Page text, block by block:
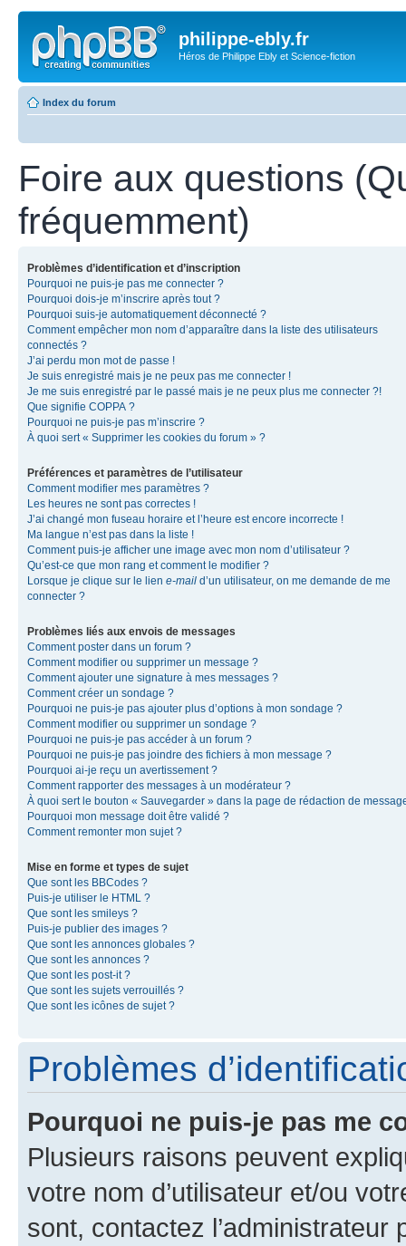
philippe-ebly.fr
Héros de Philippe Ebly et Science-fiction
Index du forum
Foire aux questions
fréquemment)
Problèmes d’identification et d’inscription
Pourquoi ne puis-je pas me connecter ?
Pourquoi dois-je m’inscrire après tout ?
Pourquoi suis-je automatiquement déconnecté ?
Comment empêcher mon nom d’apparaître dans la liste des utilisateurs
connectés ?
J’ai perdu mon mot de passe !
Je suis enregistré mais je ne peux pas me connecter !
Je me suis enregistré par le passé mais je ne peux plus me connecter ?!
Que signifie COPPA ?
Pourquoi ne puis-je pas m’inscrire ?
À quoi sert « Supprimer les cookies du forum » ?
Préférences et paramètres de l’utilisateur
Comment modifier mes paramètres ?
Les heures ne sont pas correctes !
J’ai changé mon fuseau horaire et l’heure est encore incorrecte !
Ma langue n’est pas dans la liste !
Comment puis-je afficher une image avec mon nom d’utilisateur ?
Qu’est-ce que mon rang et comment le modifier ?
Lorsque je clique sur le lien e-mail d’un utilisateur, on me demande de me
connecter ?
Problèmes liés aux envois de messages
Comment poster dans un forum ?
Comment modifier ou supprimer un message ?
Comment ajouter une signature à mes messages ?
Comment créer un sondage ?
Pourquoi ne puis-je pas ajouter plus d’options à mon sondage ?
Comment modifier ou supprimer un sondage ?
Pourquoi ne puis-je pas accéder à un forum ?
Pourquoi ne puis-je pas joindre des fichiers à mon message ?
Pourquoi ai-je reçu un avertissement ?
Comment rapporter des messages à un modérateur ?
À quoi sert le bouton « Sauvegarder » dans la page de rédaction de
Pourquoi mon message doit être validé ?
Comment remonter mon sujet ?
Mise en forme et types de sujet
Que sont les BBCodes ?
Puis-je utiliser le HTML ?
Que sont les smileys ?
Puis-je publier des images ?
Que sont les annonces globales ?
Que sont les annonces ?
Que sont les post-it ?
Que sont les sujets verrouillés ?
Que sont les icônes de sujet ?
Problèmes
Pourquoi ne puis-je pas me
Plusieurs raisons peuvent
votre nom d’utilisateur et/ou
sont, contactez l’administrateur